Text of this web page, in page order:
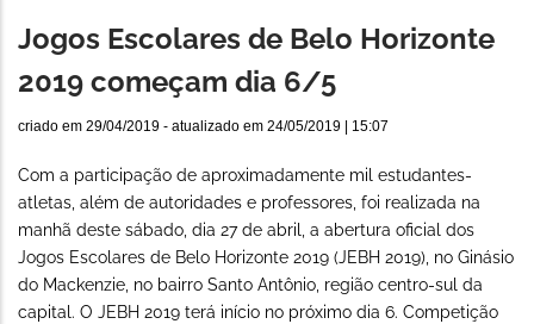
Jogos Escolares de Belo Horizonte
2019 começam dia 6/5
criado em 29/04/2019 - atualizado em 24/05/2019 | 15:07
Com a participação de aproximadamente mil estudantes-
atletas, além de autoridades e professores, foi realizada na
manhã deste sábado, dia 27 de abril, a abertura oficial dos
Jogos Escolares de Belo Horizonte 2019 (JEBH 2019), no Ginásio
do Mackenzie, no bairro Santo Antônio, região centro-sul da
capital. O JEBH 2019 terá início no próximo dia 6. Competição